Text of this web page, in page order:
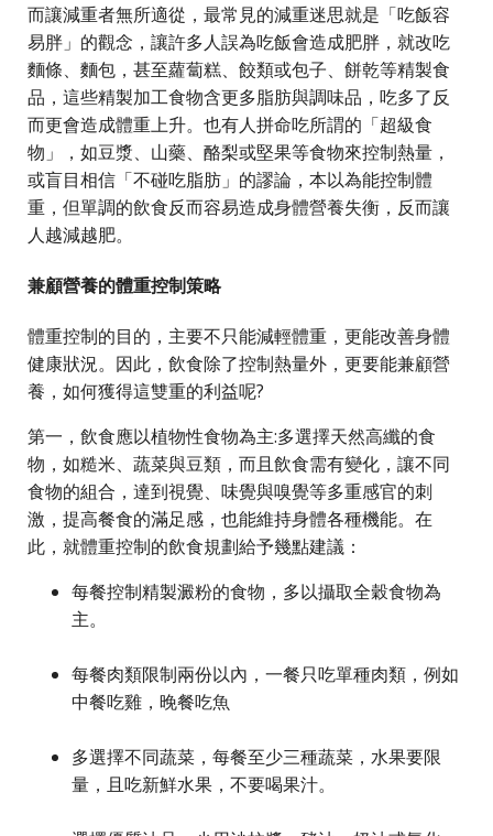
而讓減重者無所適從，最常見的減重迷思就是「吃飯容
易胖」的觀念，讓許多人誤為吃飯會造成肥胖，就改吃
麵條、麵包，甚至蘿蔔糕、餃類或包子、餅乾等精製食
品，這些精製加工食物含更多脂肪與調味品，吃多了反
而更會造成體重上升。也有人拼命吃所謂的「超級食
物」，如豆漿、山藥、酪梨或堅果等食物來控制熱量，
或盲目相信「不碰吃脂肪」的謬論，本以為能控制體
重，但單調的飲食反而容易造成身體營養失衡，反而讓
人越減越肥。
兼顧營養的體重控制策略
體重控制的目的，主要不只能減輕體重，更能改善身體
健康狀況。因此，飲食除了控制熱量外，更要能兼顧營
養，如何獲得這雙重的利益呢?
第一，飲食應以植物性食物為主:多選擇天然高纖的食
物，如糙米、蔬菜與豆類，而且飲食需有變化，讓不同
食物的組合，達到視覺、味覺與嗅覺等多重感官的刺
激，提高餐食的滿足感，也能維持身體各種機能。在
此，就體重控制的飲食規劃給予幾點建議：
每餐控制精製澱粉的食物，多以攝取全穀食物為
主。
每餐肉類限制兩份以內，一餐只吃單種肉類，例如
中餐吃雞，晚餐吃魚
多選擇不同蔬菜，每餐至少三種蔬菜，水果要限
量，且吃新鮮水果，不要喝果汁。